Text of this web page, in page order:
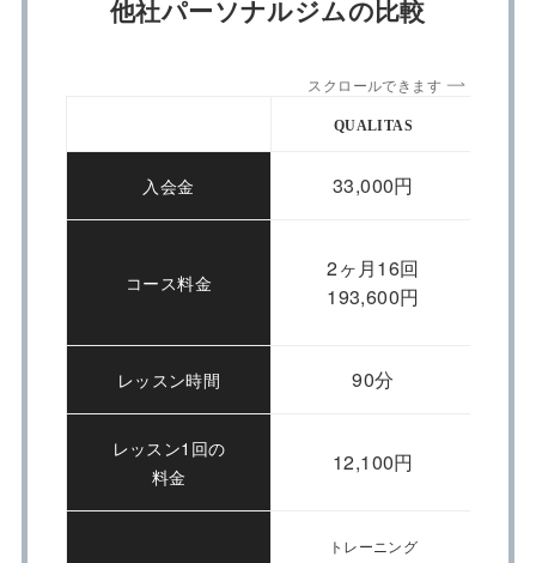
他社パーソナルジムの比較
スクロールできます
QUALITAS
入会金 33,000円
コース料金
2ヶ月16回
193,600円
レッスン時間 90分
レッスン1回の
料金
12,100円
トレーニング